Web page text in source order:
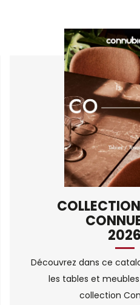
2026
Découvrez dans ce
les tables et
collection